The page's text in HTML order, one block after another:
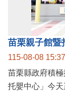
115-08-08 15:37
苗栗縣政府積
托嬰中心」今